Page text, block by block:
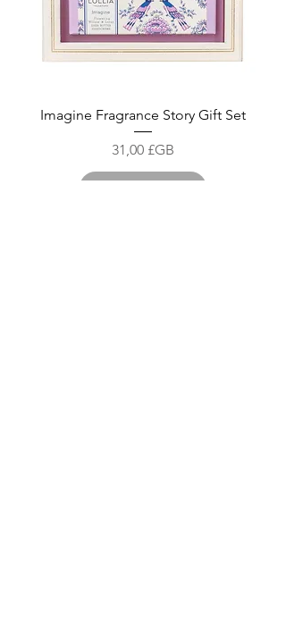
Imagine Fragrance Story Gift Set
Prix
31,00 £GB